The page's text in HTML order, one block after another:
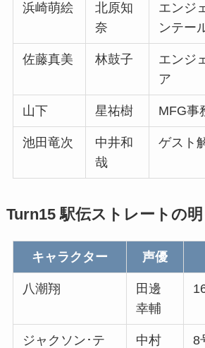
浜崎萌絵
北原知
奈
エンジ
ンテー
佐藤真美 林鼓子
エンジ
ア
山下 星祐樹 MFG事
池田竜次
中井和
哉
ゲスト
Turn15 駅伝ストレートの
キャラクター 声優
八潮翔
田邊
幸輔
ジャクソン･テ
中村
8